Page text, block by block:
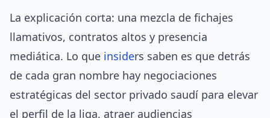
La explicación corta: una mezcla de fichajes
llamativos, contratos altos y presencia
mediática. Lo que insiders saben es que detrás
de cada gran nombre hay negociaciones
estratégicas del sector privado saudí para elevar
el perfil de la liga, atraer audiencias